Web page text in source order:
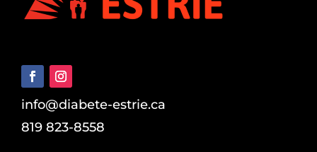
info@diabete-estrie.ca
819 823-8558